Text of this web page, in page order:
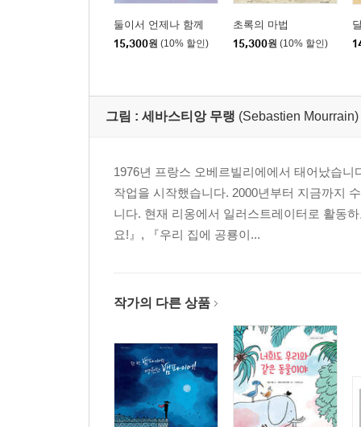
둘이서 언제나 함께
15,300원 (10% 할인)
초록의 마법
15,300원 (10% 할인)
그림 : 세바스티앙 무랭 (Sebastien Mourrain)
1976년 프랑스 오베르빌리에에서 태어났습
작업을 시작했습니다. 2000년부터 지금까지
니다. 현재 리옹에서 일러스트레이터로 활동
요!』, 『우리 집에 공룡이...
작가의 다른 상품